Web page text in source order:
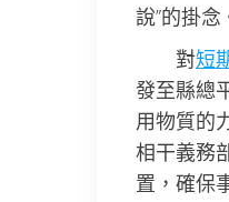
說”的掛念
對短
發至縣總
用物質的
相干義務
置，確保